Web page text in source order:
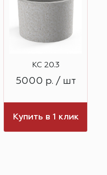
КС 20.3
5000 р. / шт
Купить в 1 клик